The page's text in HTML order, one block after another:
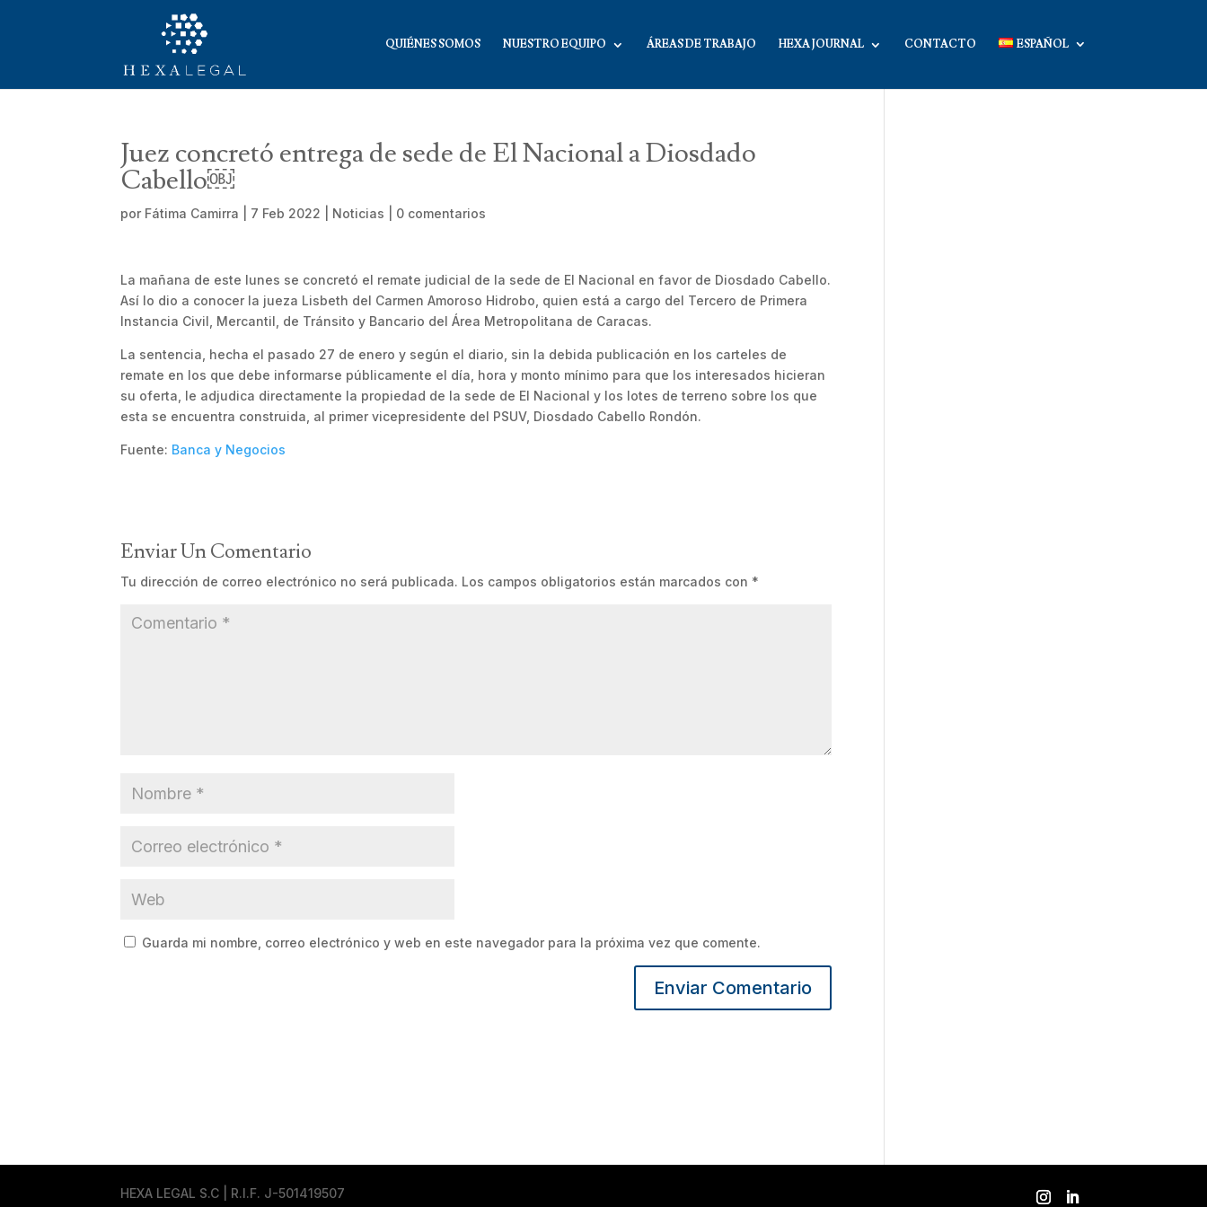
QUIÉNES SOMOS NUESTRO EQUIPO ÁREAS DE TRABAJO HEXA JOURNAL CONTACTO ESPAÑOL
Juez concretó entrega de sede de El Nacional a Diosdado
Cabello￼
por Fátima Camirra 7 Feb 2022 Noticias 0 comentarios
La mañana de este lunes se concretó el remate judicial de la sede de El Nacional en favor de Diosdado Cabello.
Así lo dio a conocer la jueza Lisbeth del Carmen Amoroso Hidrobo, quien está a cargo del Tercero de Primera
Instancia Civil, Mercantil, de Tránsito y Bancario del Área Metropolitana de Caracas.
La sentencia, hecha el pasado 27 de enero y según el diario, sin la debida publicación en los carteles de
remate en los que debe informarse públicamente el día, hora y monto mínimo para que los interesados hicieran
su oferta, le adjudica directamente la propiedad de la sede de El Nacional y los lotes de terreno sobre los que
esta se encuentra construida, al primer vicepresidente del PSUV, Diosdado Cabello Rondón.
Fuente: Banca y Negocios
Enviar Un Comentario
Tu dirección de correo electrónico no será publicada. Los campos obligatorios están marcados con *
Guarda mi nombre, correo electrónico y web en este navegador para la próxima vez que comente.
HEXA LEGAL S.C | R.I.F. J-501419507